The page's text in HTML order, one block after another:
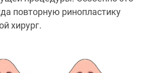
повторную ринопластику
хирург.